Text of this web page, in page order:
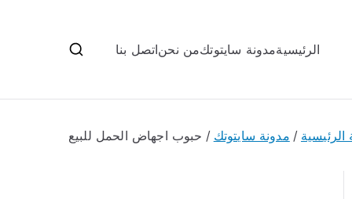
الرئيسيةمدونة سايتوتكمن نحناتصل بنا
مدونة سايتوتك حبوب اجهاض الحمل للبيع